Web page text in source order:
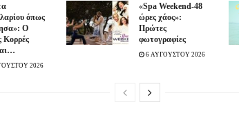
όπως
Ο
Κορρές
2026
«Spa Weekend-48
ώρες χάος»:
Πρώτες
φωτογραφίες
6 ΑΥΓΟΥΣΤΟΥ 2026